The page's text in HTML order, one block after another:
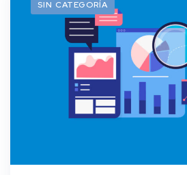
SIN CATEGORÍA